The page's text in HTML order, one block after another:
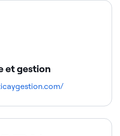
et gestion